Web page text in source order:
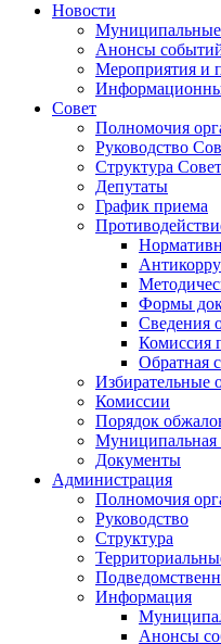
Новости
Муниципальные
Анонсы
Мероприятия и
Совет
Полномочия
Руководство
Структура
Депутаты
График приема
Формы
Сведения
Комиссия
Обратная
Избирательные
Комиссии
Порядок
Муниципальная
Документы
Администрация
Полномочия
Руководство
Структура
Информация
Анонсы